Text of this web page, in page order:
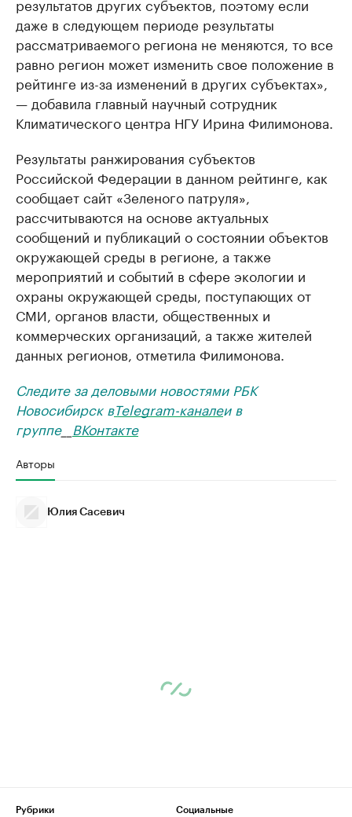
результатов других субъектов, поэтому если
даже в следующем периоде результаты
рассматриваемого региона не меняются, то все
равно регион может изменить свое положение в
рейтинге из-за изменений в других субъектах»,
— добавила главный научный сотрудник
Климатического центра НГУ Ирина Филимонова.
Результаты ранжирования субъектов
Российской Федерации в данном рейтинге, как
сообщает сайт «Зеленого патруля»,
рассчитываются на основе актуальных
сообщений и публикаций о состоянии объектов
окружающей среды в регионе, а также
мероприятий и событий в сфере экологии и
охраны окружающей среды, поступающих от
СМИ, органов власти, общественных и
коммерческих организаций, а также жителей
данных регионов, отметила Филимонова.
Следите за деловыми новостями РБК
Новосибирск вTelegram-каналеи в
группе__ ВКонтакте
Авторы
Юлия Сасевич
Рубрики
Социальные